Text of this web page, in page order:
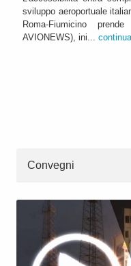
sviluppo aeroportuale
Roma-Fiumicino
AVIONEWS), ini... continua
Convegni